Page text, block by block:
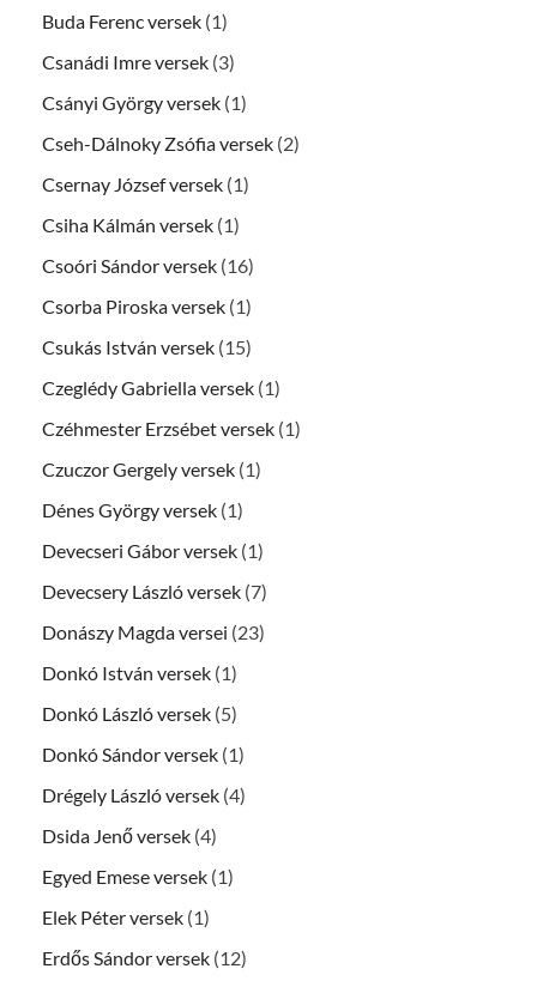
Buda Ferenc versek (1)
Csanádi Imre versek (3)
Csányi György versek (1)
Cseh-Dálnoky Zsófia versek (2)
Csernay József versek (1)
Csiha Kálmán versek (1)
Csoóri Sándor versek (16)
Csorba Piroska versek (1)
Csukás István versek (15)
Czeglédy Gabriella versek (1)
Czéhmester Erzsébet versek (1)
Czuczor Gergely versek (1)
Dénes György versek (1)
Devecseri Gábor versek (1)
Devecsery László versek (7)
Donászy Magda versei (23)
Donkó István versek (1)
Donkó László versek (5)
Donkó Sándor versek (1)
Drégely László versek (4)
Dsida Jenő versek (4)
Egyed Emese versek (1)
Elek Péter versek (1)
Erdős Sándor versek (12)